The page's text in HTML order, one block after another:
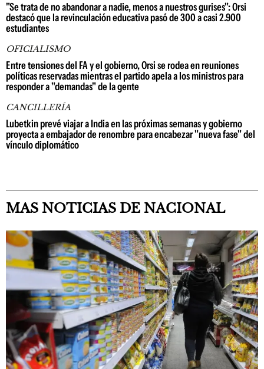
"Se trata de no abandonar a nadie, menos a nuestros gurises": Orsi
destacó que la revinculación educativa pasó de 300 a casi 2.900
estudiantes
OFICIALISMO
Entre tensiones del FA y el gobierno, Orsi se rodea en reuniones
políticas reservadas mientras el partido apela a los ministros para
responder a "demandas" de la gente
CANCILLERÍA
Lubetkin prevé viajar a India en las próximas semanas y gobierno
proyecta a embajador de renombre para encabezar "nueva fase" del
vínculo diplomático
MAS NOTICIAS DE NACIONAL